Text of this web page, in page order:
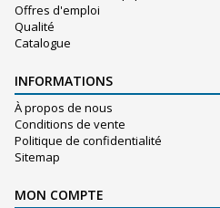
Offres d'emploi
Qualité
Catalogue
INFORMATIONS
À propos de nous
Conditions de vente
Politique de confidentialité
Sitemap
MON COMPTE